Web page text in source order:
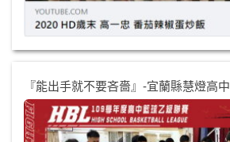
『能出手就不要吝嗇』-宜蘭縣慧燈高中